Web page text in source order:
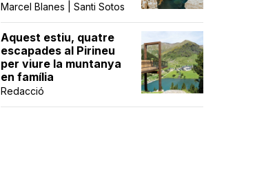
Marcel Blanes | Santi Sotos
Aquest estiu, quatre
escapades al Pirineu
per viure la muntanya
en família
Redacció